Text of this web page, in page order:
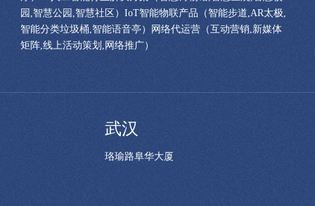
园,智慧公园,智慧社区）IoT智能物联产品（智能步道,AR太极,
智能分类垃圾桶,智能语音亭）网络代运营（互动营销,新媒体
矩阵,线上活动策划,网络推广）
武汉
珞瑜路阜华大厦